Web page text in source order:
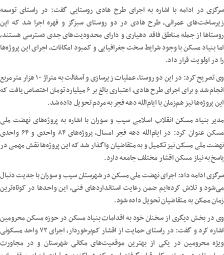
سرگزی در ادامه با اشاره به اجرای طرح هادی روستایی گفت: در راستای توسعه
زیرساخت‌های عمرانی، طرح هادی در دو روستای سبزگز و فهره اجرا شد که این
روستاها از جمله مناطق فاقد دهیاری و دارای محدودیت‌های جدی دسترسی هستند،
اما بنیاد مسکن با وجود شرایط سخت جغرافیایی و کمبود امکانات، اجرای این پروژه‌ها
را در اولویت قرار داد.
وی تصریح کرد: در این دو روستا، عملیات زیرسازی و آسفالت به متراژ ۱۰ هزار مترمربع
انجام شد و برای اجرای طرح هادی، اعتباری بالغ بر ۶ میلیارد تومان اختصاص یافت که
این پروژه‌ها نیز هم‌زمان با ایام‌الله دهه فجر به مردم تحویل داده شد.
مدیر بنیاد مسکن انقلاب اسلامی سیب و سوران با اشاره به پروژه‌های نهضت ملی
مسکن عنوان کرد: در ایام‌الله دهه فجر امسال، پروژه‌های ۸۴ واحدی و ۶۴ واحدی
نهضت ملی مسکن نیز تکمیل و به متقاضیان واگذار شد که این پروژه‌ها نقش مهمی در
پاسخ به نیاز مسکن اقشار مختلف جامعه دارد.
سرگزی ادامه داد: اجرای نهضت ملی مسکن در شهرستان سیب و سوران با جدیت دنبال
می‌شود و تلاش کرده‌ایم ضمن رعایت استانداردهای فنی، این واحدها در کوتاه‌ترین
زمان ممکن به متقاضیان تحویل داده شود.
وی در بخش دیگری از سخنان خود به اقدامات بنیاد مسکن در حوزه مسکن محرومین
اشاره کرد و گفت: در راستای حمایت از اقشار کم‌برخوردار، اجرای ۷۲ واحد مسکونی
ویژه محرومین در یکی از بهترین موقعیت‌های مکانی شهرستان و در مجاورت